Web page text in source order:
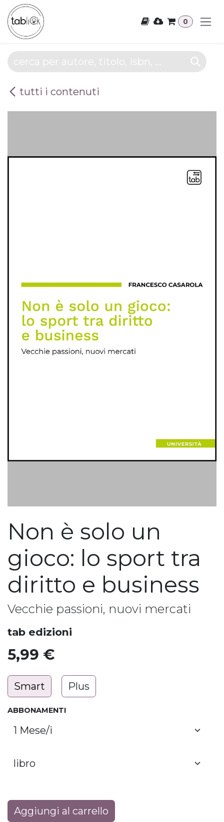
Passa al contenuto
0
tutti i contenuti
Non è solo un
gioco: lo sport tra
diritto e business
Vecchie passioni, nuovi mercati
tab edizioni
5,99 €
Smart Plus
ABBONAMENTI
Aggiungi al carrello